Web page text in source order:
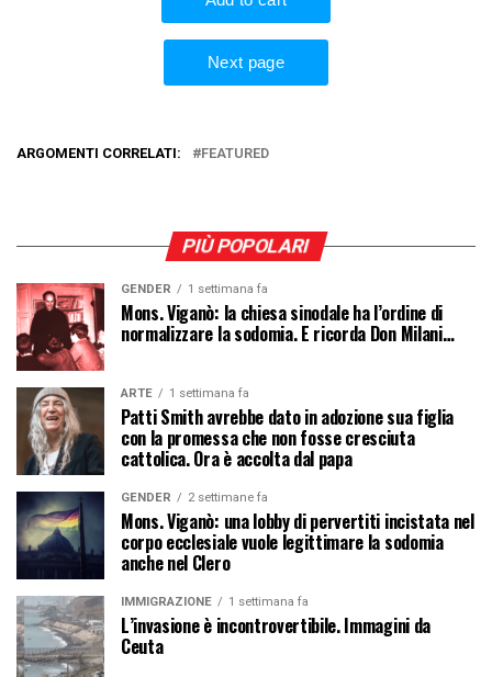
ARGOMENTI CORRELATI: FEATURED
PIÙ POPOLARI
GENDER 1 settimana fa
Mons. Viganò: la chiesa sinodale ha l’ordine di
normalizzare la sodomia. E ricorda Don Milani…
ARTE 1 settimana fa
Patti Smith avrebbe dato in adozione sua figlia
con la promessa che non fosse cresciuta
cattolica. Ora è accolta dal papa
GENDER 2 settimane fa
Mons. Viganò: una lobby di pervertiti incistata nel
corpo ecclesiale vuole legittimare la sodomia
anche nel Clero
IMMIGRAZIONE 1 settimana fa
L’invasione è incontrovertibile. Immagini da
Ceuta